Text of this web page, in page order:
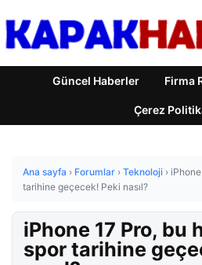
Güncel Haberler Firma
Çerez
Ana sayfa › Forumlar › Teknoloji ›
tarihine geçecek! Peki nasıl?
iPhone 17 Pro, bu
spor tarihine